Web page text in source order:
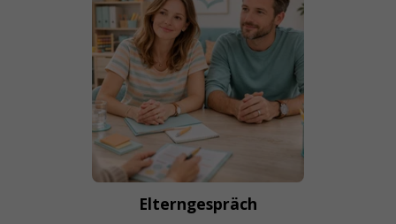
Elterngespräch